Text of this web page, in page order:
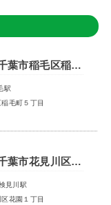
中古戸建 千葉県千葉市稲毛区稲毛町５丁目
駅
毛町５丁目
中古戸建 千葉県千葉市花見川区花園１丁目
見川駅
花園１丁目